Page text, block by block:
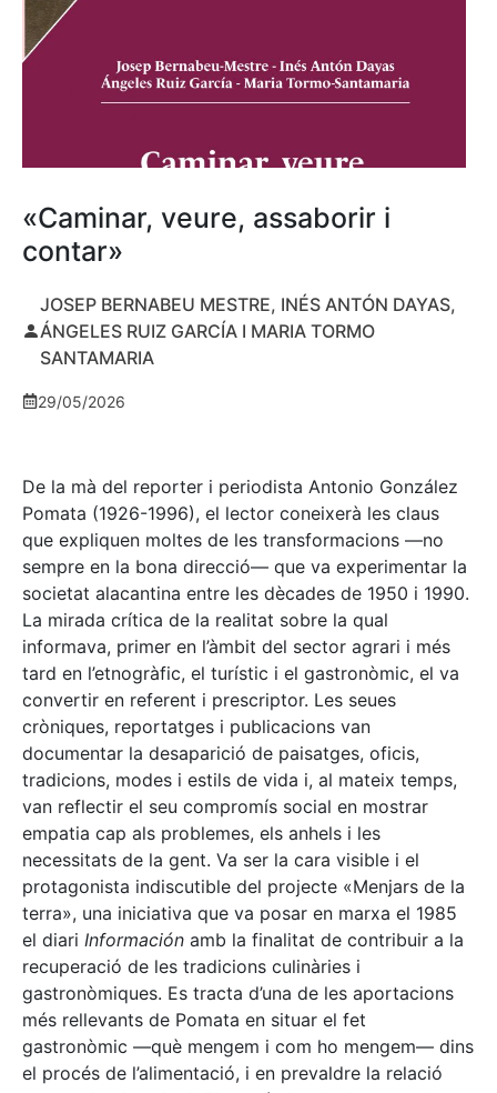
«Caminar, veure, assaborir i
contar»
JOSEP BERNABEU MESTRE, INÉS ANTÓN DAYAS,
ÁNGELES RUIZ GARCÍA I MARIA TORMO
SANTAMARIA
29/05/2026
De la mà del reporter i periodista Antonio González
Pomata (1926-1996), el lector coneixerà les claus
que expliquen moltes de les transformacions —no
sempre en la bona direcció— que va experimentar la
societat alacantina entre les dècades de 1950 i 1990.
La mirada crítica de la realitat sobre la qual
informava, primer en l’àmbit del sector agrari i més
tard en l’etnogràfic, el turístic i el gastronòmic, el va
convertir en referent i prescriptor. Les seues
cròniques, reportatges i publicacions van
documentar la desaparició de paisatges, oficis,
tradicions, modes i estils de vida i, al mateix temps,
van reflectir el seu compromís social en mostrar
empatia cap als problemes, els anhels i les
necessitats de la gent. Va ser la cara visible i el
protagonista indiscutible del projecte «Menjars de la
terra», una iniciativa que va posar en marxa el 1985
el diari Información amb la finalitat de contribuir a la
recuperació de les tradicions culinàries i
gastronòmiques. Es tracta d’una de les aportacions
més rellevants de Pomata en situar el fet
gastronòmic —què mengem i com ho mengem— dins
el procés de l’alimentació, i en prevaldre la relació